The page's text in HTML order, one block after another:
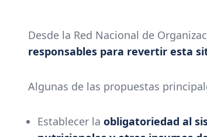
Desde la Red Nacional de
responsables para revertir esta
Algunas de las propuestas
Establecer la obligatoriedad al